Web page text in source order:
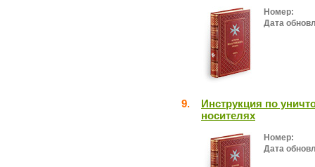
Номер:
Дата
9.
Инструкция по
носителях
Номер:
Дата